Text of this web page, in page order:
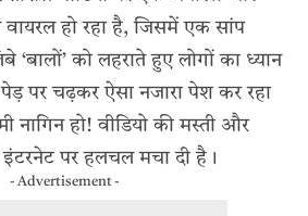
वायरल हो रहा है, जिसमें एक सांप
को लहराते हुए लोगों का ध्यान
पर चढ़कर ऐसा नजारा पेश कर रहा
नागिन हो! वीडियो की मस्ती और
पर हलचल मचा दी है।
- Advertisement -